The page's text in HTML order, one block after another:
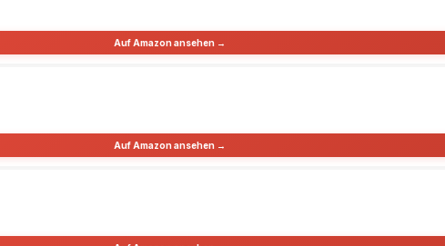
Auf Amazon ansehen →
Auf Amazon ansehen →